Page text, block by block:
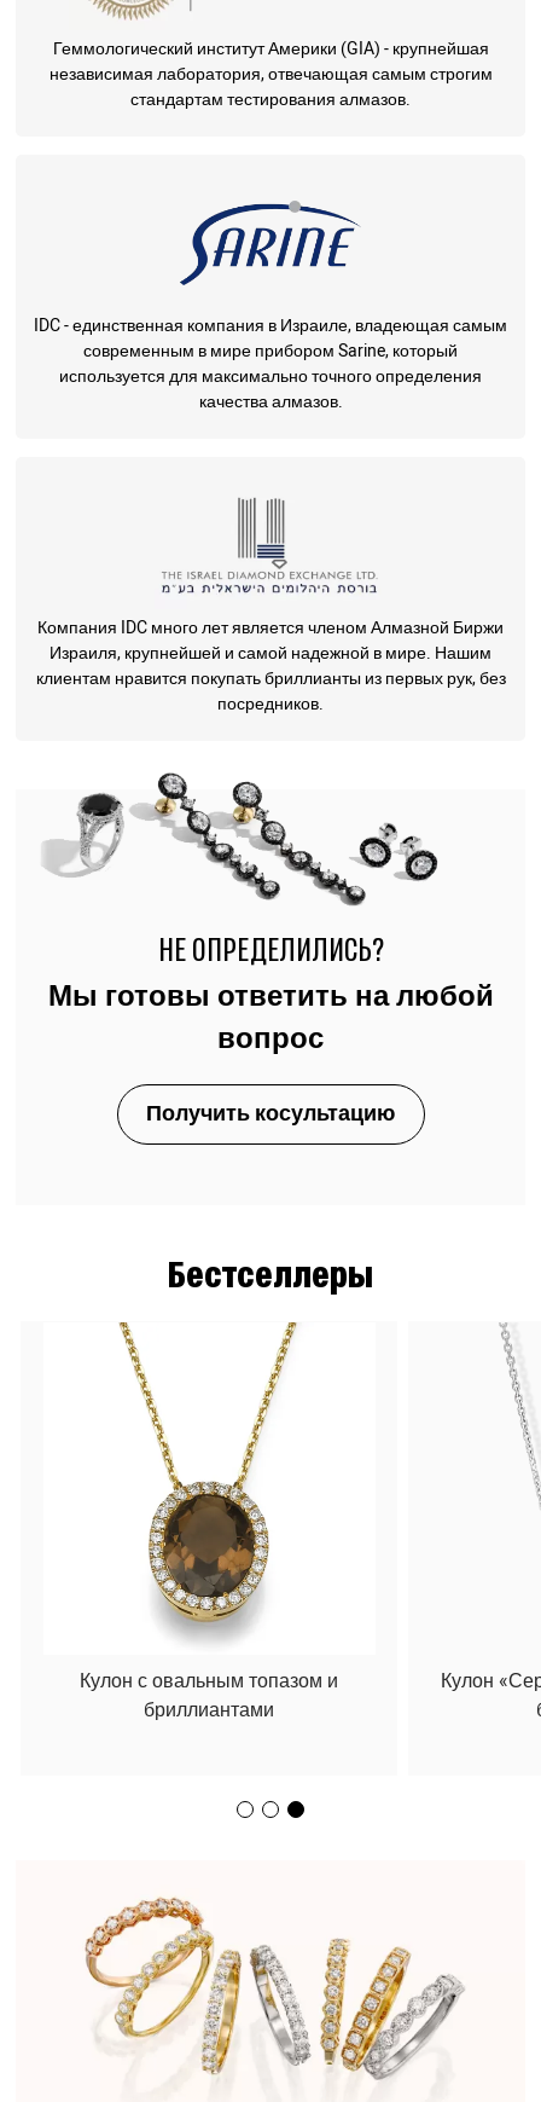
Геммологический институт Америки (GIA) - крупнейшая
независимая лаборатория, отвечающая самым строгим
стандартам тестирования алмазов.
IDC - единственная компания в Израиле, владеющая самым
современным в мире прибором Sarine, который
используется для максимально точного определения
качества алмазов.
Компания IDC много лет является членом Алмазной Биржи
Израиля, крупнейшей и самой надежной в мире. Нашим
клиентам нравится покупать бриллианты из первых рук, без
посредников.
Бестселлеры
Кулон
Кулон с овальным топазом и
бриллиантами
НЕ ОПРЕДЕЛИЛИСЬ?
Мы готовы ответить на любой
вопрос
Получить косультацию